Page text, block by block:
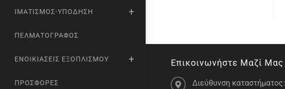
ΙΜΑΤΙΣΜΌΣ-ΥΠΌΔΗΣΗ
ΠΕΛΜΑΤΟΓΡΆΦΟΣ
ΕΝΟΙΚΙΆΣΕΙΣ ΕΞΟΠΛΙΣΜΟΎ
ΠΡΟΣΦΟΡΈΣ
Επικοινωνήστε Μαζί Μας
Διεύθυνση καταστήματος: